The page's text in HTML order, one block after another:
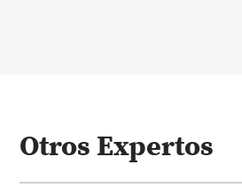
Otros Expertos